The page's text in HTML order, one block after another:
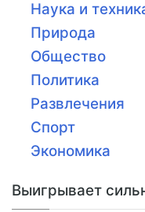
Наука и
Природа
Общество
Политика
Развлечения
Спорт
Экономика
Выигрывает